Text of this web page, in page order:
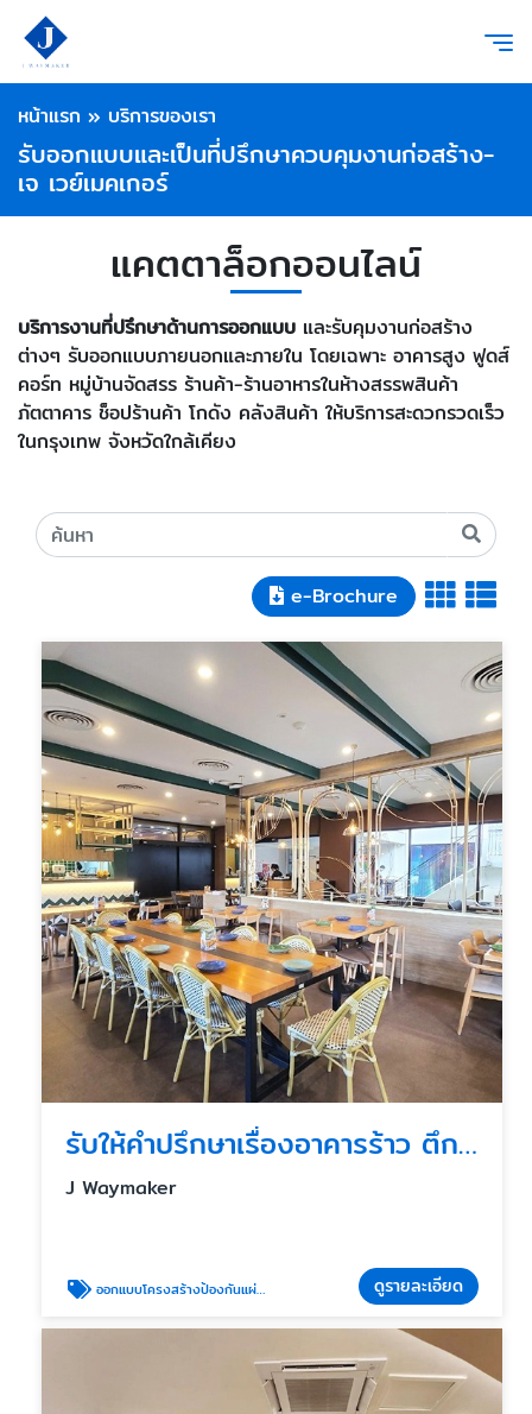
หน้าแรก » บริการของเรา
รับออกแบบและเป็นที่ปรึกษาควบคุมงานก่อสร้าง-
เจ เวย์เมคเกอร์
แคตตาล็อกออนไลน์
บริการงานที่ปรึกษาด้านการออกแบบ และรับคุมงานก่อสร้าง
ต่างๆ รับออกแบบภายนอกและภายใน โดยเฉพาะ อาคารสูง ฟูดส์
คอร์ท หมู่บ้านจัดสรร ร้านค้า-ร้านอาหารในห้างสรรพสินค้า
ภัตตาคาร ช็อปร้านค้า โกดัง คลังสินค้า ให้บริการสะดวกรวดเร็ว
ในกรุงเทพ จังหวัดใกล้เคียง
e-Brochure
รับให้คำปรึกษาเรื่องอาคารร้าว ตึกร้าวหลังแผ่นดินไหว
J Waymaker
ออกแบบโครงสร้างป้องกันแผ่นดินไหว ดูรายละเอียด